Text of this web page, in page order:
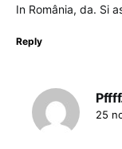
In România, da. Si
Reply
25